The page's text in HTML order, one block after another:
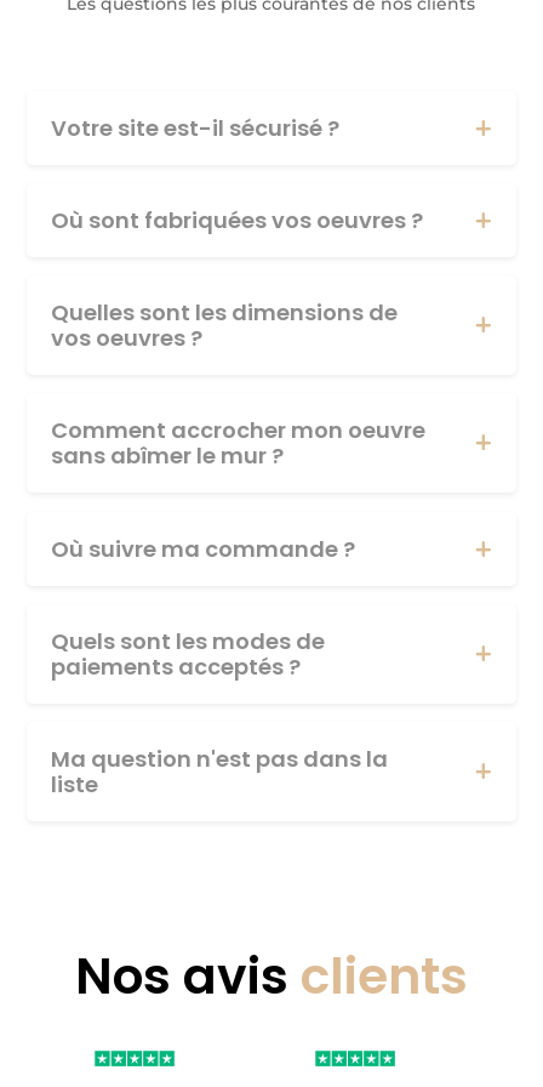
Votre site est-il sécurisé ?
Où sont fabriquées vos oeuvres ?
Quelles sont les dimensions de
vos oeuvres ?
Comment accrocher mon oeuvre
sans abîmer le mur ?
Où suivre ma commande ?
Quels sont les modes de
paiements acceptés ?
Ma question n'est pas dans la
liste
Nos avis clients